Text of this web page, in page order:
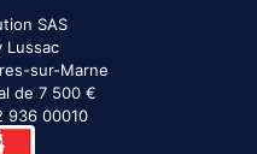
SAS
Lussac
sur-Marne
de 7 500 €
936 00010